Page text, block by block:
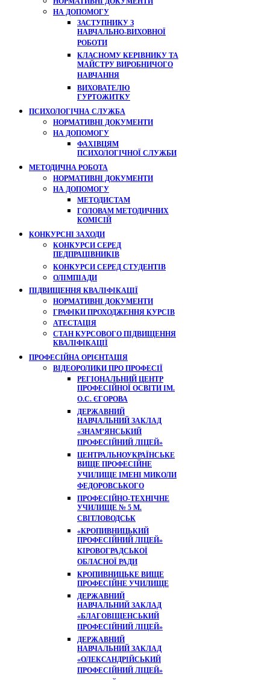
НА ДОПОМОГУ
ЗАСТУПНИКУ З
НАВЧАЛЬНО-ВИХОВНОЇ
РОБОТИ
КЛАСНОМУ КЕРІВНИКУ ТА
МАЙСТРУ ВИРОБНИЧОГО
НАВЧАННЯ
ВИХОВАТЕЛЮ
ГУРТОЖИТКУ
ПСИХОЛОГІЧНА СЛУЖБА
НОРМАТИВНІ ДОКУМЕНТИ
НА ДОПОМОГУ
ФАХІВЦЯМ
ПСИХОЛОГІЧНОЇ СЛУЖБИ
МЕТОДИЧНА РОБОТА
НОРМАТИВНІ ДОКУМЕНТИ
НА ДОПОМОГУ
МЕТОДИСТАМ
ГОЛОВАМ МЕТОДИЧНИХ
КОМІСІЙ
КОНКУРСНІ ЗАХОДИ
КОНКУРСИ СЕРЕД
ПЕДПРАЦІВНИКІВ
КОНКУРСИ СЕРЕД СТУДЕНТІВ
ОЛІМПІАДИ
ПІДВИЩЕННЯ КВАЛІФІКАЦІЇ
НОРМАТИВНІ ДОКУМЕНТИ
ГРАФІКИ ПРОХОДЖЕННЯ КУРСІВ
АТЕСТАЦІЯ
СТАН КУРСОВОГО ПІДВИЩЕННЯ
КВАЛІФІКАЦІЇ
ПРОФЕСІЙНА ОРІЄНТАЦІЯ
ВІДЕОРОЛИКИ ПРО ПРОФЕСІЇ
РЕГІОНАЛЬНИЙ ЦЕНТР
ПРОФЕСІЙНОЇ ОСВІТИ ІМ.
О.С. ЄГОРОВА
ДЕРЖАВНИЙ
НАВЧАЛЬНИЙ ЗАКЛАД
«ЗНАМ’ЯНСЬКИЙ
ПРОФЕСІЙНИЙ ЛІЦЕЙ»
ЦЕНТРАЛЬНОУКРАЇНСЬКЕ
ВИЩЕ ПРОФЕСІЙНЕ
УЧИЛИЩЕ ІМЕНІ МИКОЛИ
ФЕДОРОВСЬКОГО
ПРОФЕСІЙНО-ТЕХНІЧНЕ
УЧИЛИЩЕ № 5 М.
СВІТЛОВОДСЬК
«КРОПИВНИЦЬКИЙ
ПРОФЕСІЙНИЙ ЛІЦЕЙ»
КІРОВОГРАДСЬКОЇ
ОБЛАСНОЇ РАДИ
КРОПИВНИЦЬКЕ ВИЩЕ
ПРОФЕСІЙНЕ УЧИЛИЩЕ
ДЕРЖАВНИЙ
НАВЧАЛЬНИЙ ЗАКЛАД
«БЛАГОВІЩЕНСЬКИЙ
ПРОФЕСІЙНИЙ ЛІЦЕЙ»
ДЕРЖАВНИЙ
НАВЧАЛЬНИЙ ЗАКЛАД
«ОЛЕКСАНДРІЙСЬКИЙ
ПРОФЕСІЙНИЙ ЛІЦЕЙ»